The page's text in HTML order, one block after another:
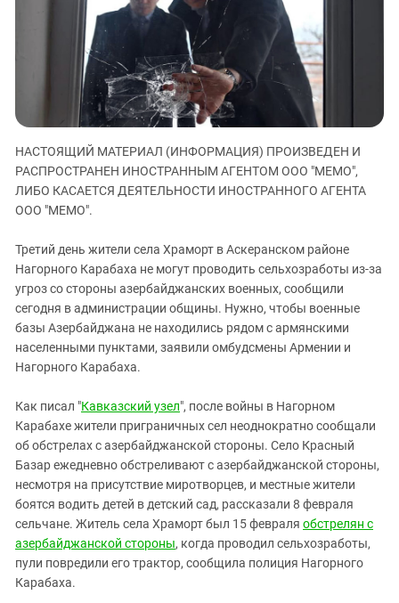
ЗАСТАВЛЯЕТ
КАВКАЗ ЗА ПАЛЕСТИНУ
ИНАКОМЫСЛИЕ В ЧЕЧНЕ
ПРЕСЛЕДОВАНИЕ АКТИВИСТОВ
МОБИЛИЗАЦИЯ И ПРОТЕСТЫ
Ингушетия
Кабардино-Балкария
Калмыкия
Карачаево-Черкесия
Краснодарский край
Российская Федерация
Северная Осетия - Алания
СКФО
Ставропольский край
Чечня
Южная Осетия
Южный Кавказ
ЮФО
НАСТОЯЩИЙ МАТЕРИАЛ (ИНФОРМАЦИЯ) ПРОИЗВЕДЕН И
РАСПРОСТРАНЕН ИНОСТРАННЫМ АГЕНТОМ ООО "МЕМО",
ЛИБО КАСАЕТСЯ ДЕЯТЕЛЬНОСТИ ИНОСТРАННОГО АГЕНТА
ООО "МЕМО".
Третий день жители села Храморт в Аскеранском районе
Нагорного Карабаха не могут проводить сельхозработы из-за
угроз со стороны азербайджанских военных, сообщили
сегодня в администрации общины. Нужно, чтобы военные
базы Азербайджана не находились рядом с армянскими
населенными пунктами, заявили омбудсмены Армении и
Нагорного Карабаха.
Как писал "Кавказский узел", после войны в Нагорном
Карабахе жители приграничных сел неоднократно сообщали
об обстрелах с азербайджанской стороны. Село Красный
Базар ежедневно обстреливают с азербайджанской стороны,
несмотря на присутствие миротворцев, и местные жители
боятся водить детей в детский сад, рассказали 8 февраля
сельчане. Житель села Храморт был 15 февраля обстрелян с
азербайджанской стороны, когда проводил сельхозработы,
пули повредили его трактор, сообщила полиция Нагорного
Карабаха.